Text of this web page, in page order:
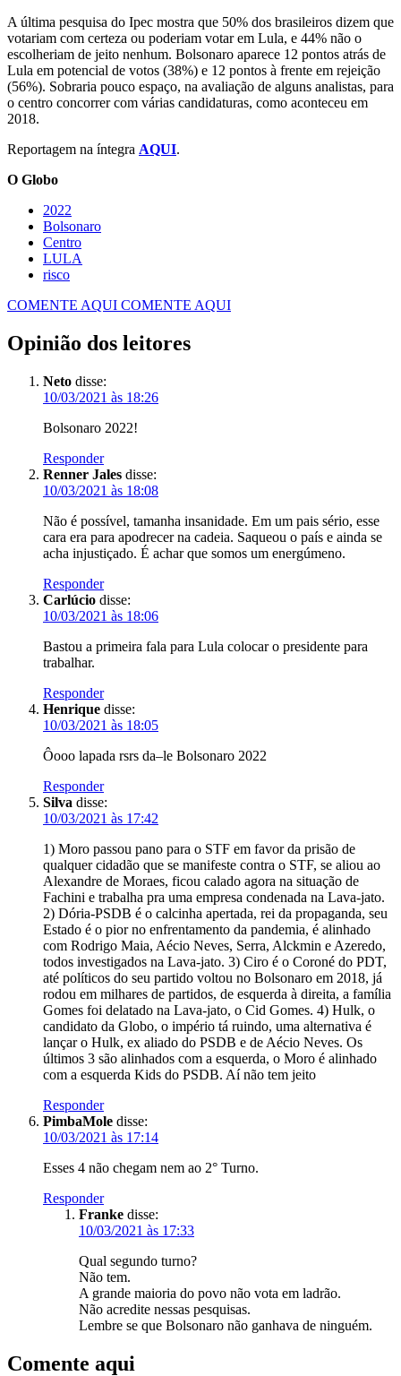
A última pesquisa do Ipec mostra que 50% dos brasileiros dizem que
votariam com certeza ou poderiam votar em Lula, e 44% não o
escolheriam de jeito nenhum. Bolsonaro aparece 12 pontos atrás de
Lula em potencial de votos (38%) e 12 pontos à frente em rejeição
(56%). Sobraria pouco espaço, na avaliação de alguns analistas, para
o centro concorrer com várias candidaturas, como aconteceu em
2018.
Reportagem na íntegra AQUI.
O Globo
2022
Bolsonaro
Centro
LULA
risco
COMENTE AQUI COMENTE AQUI
Opinião dos leitores
Neto disse:
10/03/2021 às 18:26
Bolsonaro 2022!
Responder
Renner Jales disse:
10/03/2021 às 18:08
Não é possível, tamanha insanidade. Em um pais sério, esse
cara era para apodrecer na cadeia. Saqueou o país e ainda se
acha injustiçado. É achar que somos um energúmeno.
Responder
Carlúcio disse:
10/03/2021 às 18:06
Bastou a primeira fala para Lula colocar o presidente para
trabalhar.
Responder
Henrique disse:
10/03/2021 às 18:05
Ôooo lapada rsrs da–le Bolsonaro 2022
Responder
Silva disse:
10/03/2021 às 17:42
1) Moro passou pano para o STF em favor da prisão de
qualquer cidadão que se manifeste contra o STF, se aliou ao
Alexandre de Moraes, ficou calado agora na situação de
Fachini e trabalha pra uma empresa condenada na Lava-jato.
2) Dória-PSDB é o calcinha apertada, rei da propaganda, seu
Estado é o pior no enfrentamento da pandemia, é alinhado
com Rodrigo Maia, Aécio Neves, Serra, Alckmin e Azeredo,
todos investigados na Lava-jato. 3) Ciro é o Coroné do PDT,
até políticos do seu partido voltou no Bolsonaro em 2018, já
rodou em milhares de partidos, de esquerda à direita, a família
Gomes foi delatado na Lava-jato, o Cid Gomes. 4) Hulk, o
candidato da Globo, o império tá ruindo, uma alternativa é
lançar o Hulk, ex aliado do PSDB e de Aécio Neves. Os
últimos 3 são alinhados com a esquerda, o Moro é alinhado
com a esquerda Kids do PSDB. Aí não tem jeito
Responder
PimbaMole disse:
10/03/2021 às 17:14
Esses 4 não chegam nem ao 2° Turno.
Responder
Franke disse:
10/03/2021 às 17:33
Qual segundo turno?
Não tem.
A grande maioria do povo não vota em ladrão.
Não acredite nessas pesquisas.
Lembre se que Bolsonaro não ganhava de ninguém.
Comente aqui